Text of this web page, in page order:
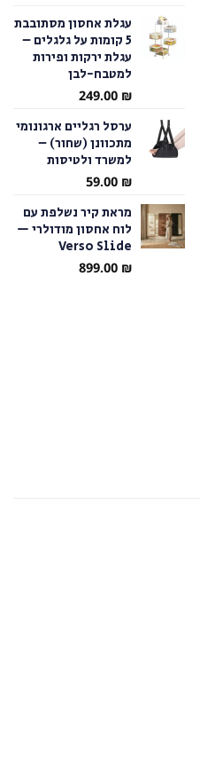
עגלת אחסון מסתובבת
5 קומות על גלגלים –
עגלת ירקות ופירות
למטבח-לבן
249.00 ₪
ערסל רגליים ארגונומי
מתכוונן (שחור) –
למשרד ולטיסות
59.00 ₪
מראת קיר נשלפת עם
לוח אחסון מודולרי —
Verso Slide
899.00 ₪